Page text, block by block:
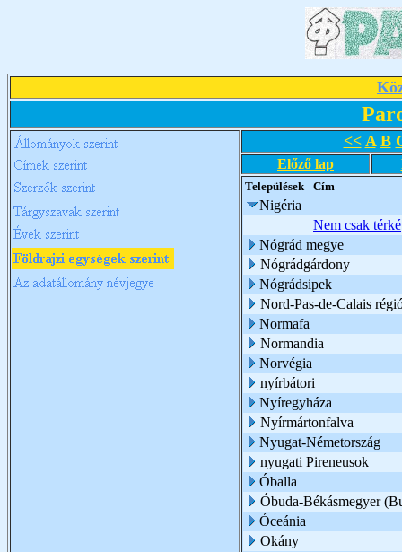
<< A B
Előző lap
Települések Cím
Nigéria
Nem csak
Nógrád megye
Nógrádgárdony
Nógrádsipek
Nord-Pas-de-Calais
Normafa
Normandia
Norvégia
nyírbátori
Nyíregyháza
Nyírmártonfalva
Nyugat-Németország
nyugati Pireneusok
Óballa
Óbuda-Békásmegyer
Óceánia
Okány